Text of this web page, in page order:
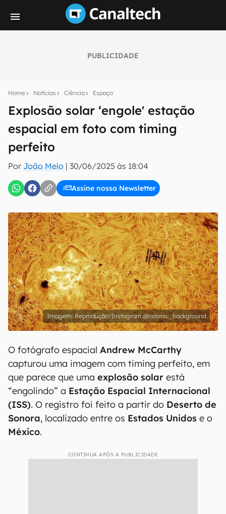
PUBLICIDADE
Home Notícias Ciência Espaço
Explosão solar ‘engole' estação
espacial em foto com timing
perfeito
Por João Melo | 30/06/2025 às 18:04
Assine nossa Newsletter
notícias e reviews sobre tecnologia em primeira
mão.
E-mail
inscreva-se
Uso e Política de Privacidade do Canaltech.
Reprodução/Instagram @cosmic_background
O fotógrafo espacial Andrew McCarthy
capturou uma imagem com timing perfeito, em
que parece que uma explosão solar está
“engolindo” a Estação Espacial Internacional
(ISS). O registro foi feito a partir do Deserto de
Sonora, localizado entre os Estados Unidos e o
México.
CONTINUA APÓS A PUBLICIDADE